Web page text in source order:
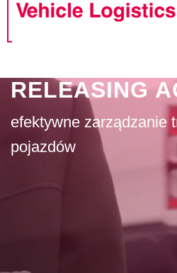
RELEASING
efektywne zarządzanie
pojazdów